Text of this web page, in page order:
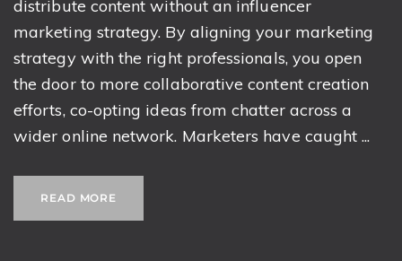
distribute content without an influencer
marketing strategy. By aligning your marketing
strategy with the right professionals, you open
the door to more collaborative content creation
efforts, co-opting ideas from chatter across a
wider online network. Marketers have caught ...
READ MORE